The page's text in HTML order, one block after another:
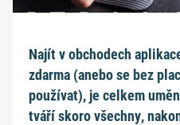
Najít v obchodech
zdarma (anebo se bez
používat), je celkem
tváří skoro všechny,